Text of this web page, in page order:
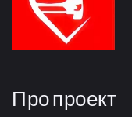
Про проект